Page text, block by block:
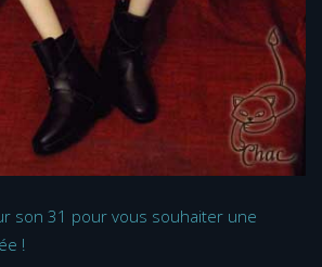
son 31 pour vous souhaiter une
!